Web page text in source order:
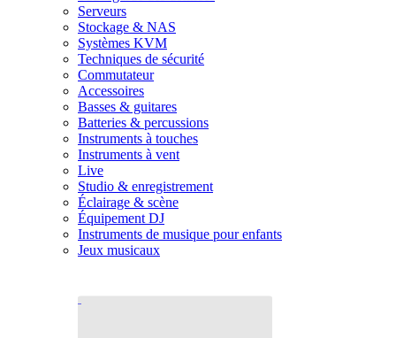
Serveurs
Stockage & NAS
Systèmes KVM
Techniques de sécurité
Commutateur
Accessoires
Basses & guitares
Batteries & percussions
Instruments à touches
Instruments à vent
Live
Studio & enregistrement
Éclairage & scène
Équipement DJ
Instruments de musique pour enfants
Jeux musicaux